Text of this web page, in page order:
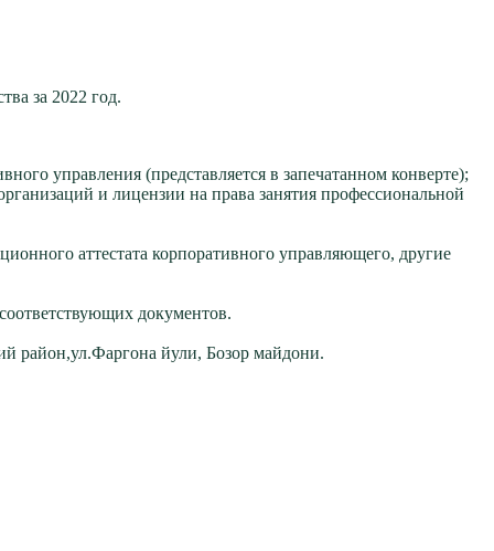
за 2022 год.
управления (представляется в запечатанном конверте);
и лицензии на права занятия профессиональной
аттестата корпоративного управляющего, другие
документов.
район,ул.Фаргона йули, Бозор майдони.